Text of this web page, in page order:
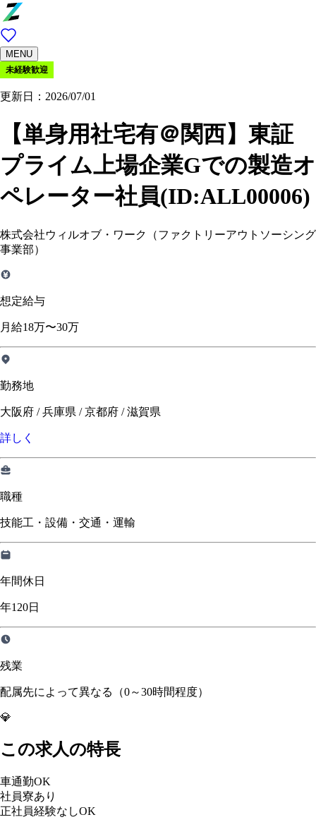
MENU
未経験歓迎
更新日：2026/07/01
【単身用社宅有＠関西】東証
プライム上場企業Gでの製造オ
ペレーター社員(ID:ALL00006)
株式会社ウィルオブ・ワーク（ファクトリーアウトソーシング
事業部）
想定給与
月給18万〜30万
勤務地
大阪府 / 兵庫県 / 京都府 / 滋賀県
詳しく
職種
技能工・設備・交通・運輸
年間休日
年120日
残業
配属先によって異なる（0～30時間程度）
💎
この求人の特長
車通勤OK
社員寮あり
正社員経験なしOK